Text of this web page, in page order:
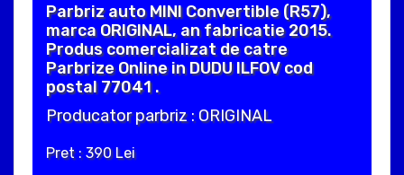
Parbriz auto MINI Convertible (R57),
marca ORIGINAL, an fabricatie 2015.
Produs comercializat de catre
Parbrize Online in DUDU ILFOV cod
postal 77041 .
Producator parbriz : ORIGINAL
Pret : 390 Lei